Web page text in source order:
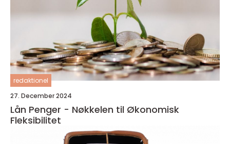
redaktionel
27. December 2024
Lån Penger - Nøkkelen til Økonomisk
Fleksibilitet